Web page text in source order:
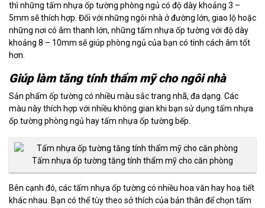
thì những tấm nhựa ốp tường phòng ngủ có độ dày khoảng 3 –
5mm sẽ thích hợp. Đối với những ngôi nhà ở đường lớn, giao lộ hoặc
những nơi có âm thanh lớn, những tấm nhựa ốp tường với độ dày
khoảng 8 – 10mm sẽ giúp phòng ngủ của bạn có tính cách âm tốt
hơn.
Giúp làm tăng tính thẩm mỹ cho ngôi nhà
Sản phẩm ốp tường có nhiều màu sắc trang nhã, đa dạng. Các
màu này thích hợp với nhiều không gian khi bạn sử dụng tấm nhựa
ốp tường phòng ngủ hay tấm nhựa ốp tường bếp.
Tấm nhựa ốp tường tăng tính thẩm mỹ cho căn phòng
Bên cạnh đó, các tấm nhựa ốp tường có nhiều hoa văn hay hoạ tiết
khác nhau. Bạn có thể tùy theo sở thích của bản thân để chọn tấm